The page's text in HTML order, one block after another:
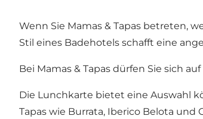
Wenn Sie Mamas & Tapas betreten,
Stil eines Badehotels schafft eine
Bei Mamas & Tapas dürfen Sie sich
Die Lunchkarte bietet eine Auswahl
Tapas wie Burrata, Iberico Belota